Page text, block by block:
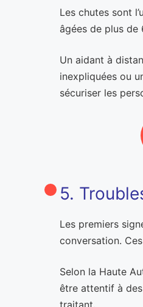
Les chutes sont
âgées de plus de
Un aidant à
inexpliquées ou
sécuriser les
5.
Les premiers
conversation.
Selon la Haute
être attentif à
traitant.